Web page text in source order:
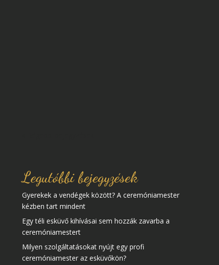
Legutóbbi bejegyzések
Gyerekek a vendégek között? A ceremóniamester
kézben tart mindent
Egy téli esküvő kihívásai sem hozzák zavarba a
ceremóniamestert
Milyen szolgáltatásokat nyújt egy profi
ceremóniamester az esküvőkön?